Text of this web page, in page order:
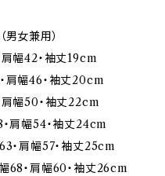
男女兼用）
肩幅42・袖丈19cm
肩幅46・袖丈20cm
肩幅50・袖丈22cm
肩幅54・袖丈24cm
・肩幅57・袖丈25cm
68・肩幅60・袖丈26cm